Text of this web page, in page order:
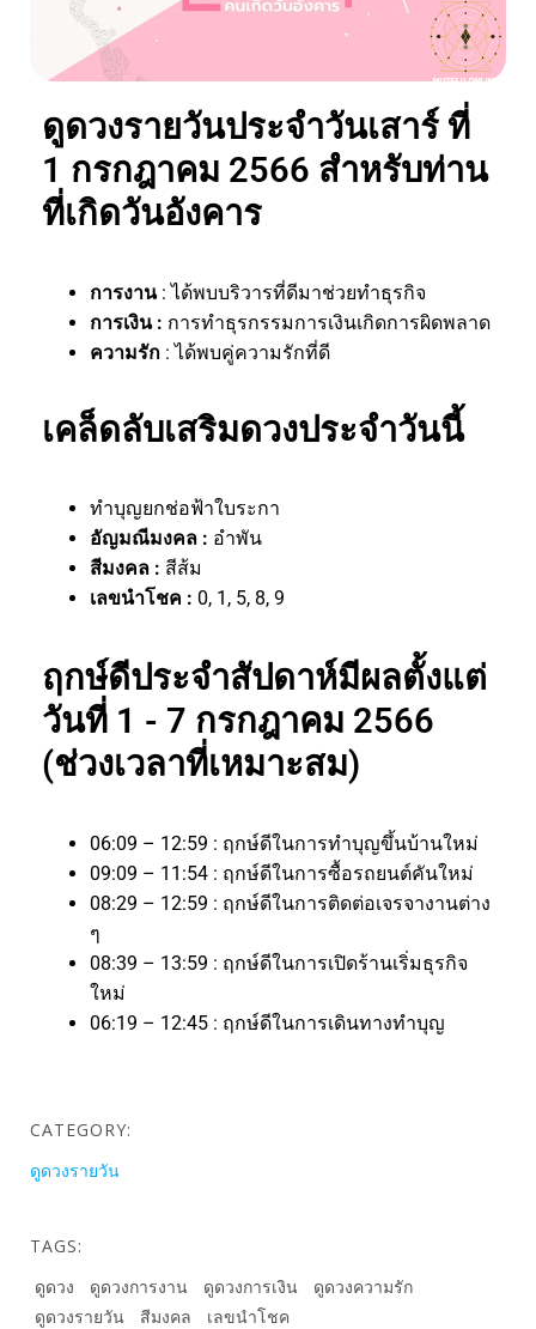
ดูดวงรายวันประจำวันเสาร์ ที่
1 กรกฎาคม 2566 สำหรับท่าน
ที่เกิดวันอังคาร
การงาน : ได้พบบริวารที่ดีมาช่วยทำธุรกิจ
การเงิน : การทำธุรกรรมการเงินเกิดการผิดพลาด
ความรัก : ได้พบคู่ความรักที่ดี
เคล็ดลับเสริมดวงประจำวันนี้
ทำบุญยกช่อฟ้าใบระกา
อัญมณีมงคล : อำพัน
สีมงคล : สีส้ม
เลขนำโชค : 0, 1, 5, 8, 9
ฤกษ์ดีประจำสัปดาห์มีผลตั้งแต่
วันที่ 1 - 7 กรกฎาคม 2566
(ช่วงเวลาที่เหมาะสม)
06:09 – 12:59 : ฤกษ์ดีในการทำบุญขึ้นบ้านใหม่
09:09 – 11:54 : ฤกษ์ดีในการซื้อรถยนต์คันใหม่
08:29 – 12:59 : ฤกษ์ดีในการติดต่อเจรจางานต่าง
ๆ
08:39 – 13:59 : ฤกษ์ดีในการเปิดร้านเริ่มธุรกิจ
ใหม่
06:19 – 12:45 : ฤกษ์ดีในการเดินทางทำบุญ
CATEGORY:
ดูดวงรายวัน
TAGS:
ดูดวง
ดูดวงการงาน ดูดวงการเงิน
ดูดวงความรัก
ดูดวงรายวัน
สีมงคล เลขนำโชค